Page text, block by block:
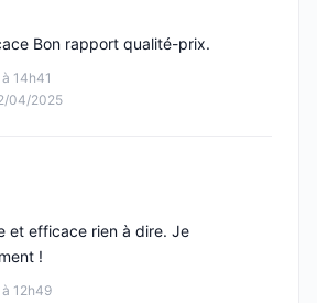
14h41
04/2025
Bon rapport qualité-prix.
12h49
et efficace rien à dire. Je
!